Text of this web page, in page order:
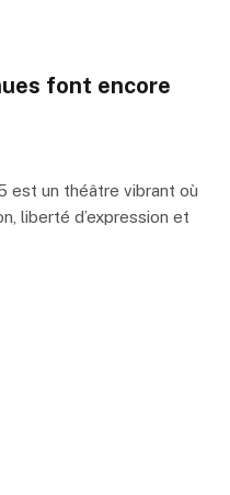
font encore
est un théâtre vibrant où
liberté d’expression et